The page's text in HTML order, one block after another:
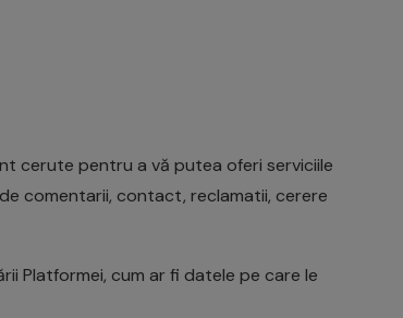
cerute pentru a vă putea oferi serviciile
comentarii, contact, reclamatii, cerere
Platformei, cum ar fi datele pe care le